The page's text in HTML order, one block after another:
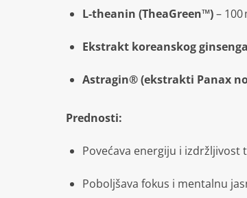
L-theanin (TheaGreen™)– 100
Ekstrakt koreanskog
Astragin® (ekstrakti Panax
Prednosti:
Povećava energiju i izdržljivost
Poboljšava fokus i mentalnu